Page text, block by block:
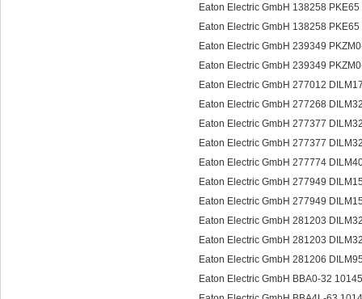
Eaton Electric GmbH 138258
Eaton Electric GmbH 138258 PKE65
Eaton Electric GmbH 239349
Eaton Electric GmbH 239349
Eaton Electric GmbH 277012
Eaton Electric GmbH 277268
Eaton Electric GmbH 277377
Eaton Electric GmbH 277377
Eaton Electric GmbH 277774
Eaton Electric GmbH 277949
Eaton Electric GmbH 277949
Eaton Electric GmbH 281203
Eaton Electric GmbH 281203
Eaton Electric GmbH 281206
Eaton Electric GmbH BBA0-32